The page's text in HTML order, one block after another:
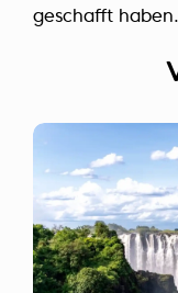
geschafft haben.